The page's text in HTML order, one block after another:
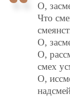
О,
Что
О,
О,
смех
О,